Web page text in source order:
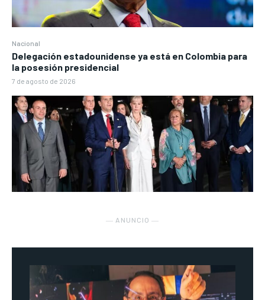
Nacional
Delegación estadounidense ya está en Colombia para
la posesión presidencial
7 de agosto de 2026
― ANUNCIO ―